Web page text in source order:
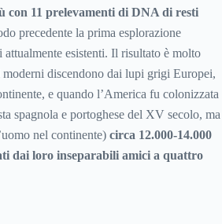
con 11 prelevamenti di DNA di resti
precedente la prima esplorazione
esistenti. Il risultato è molto
discendono dai lupi grigi Europei,
e quando l’America fu colonizzata
spagnola e portoghese del XV secolo, ma
nel continente) circa 12.000-14.000
dai loro inseparabili amici a quattro